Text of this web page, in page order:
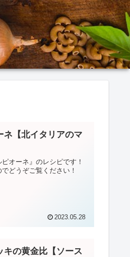
ネ【北イタリアのマ
オーネ』のレシピです！
どうぞご覧ください！
2023.05.28
キの黄金比【ソース